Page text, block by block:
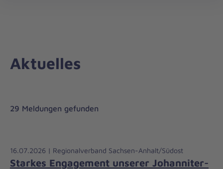
Aktuelles
29 Meldungen gefunden
16.07.2026 | Regionalverband Sachsen-Anhalt/Südost
Starkes Engagement unserer Johanniter-